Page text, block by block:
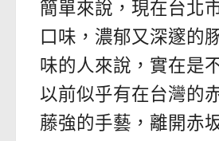
簡單來說，現在台北
口味，濃郁又深邃的
味的人來說，實在是
以前似乎有在台灣的
藤強的手藝，離開赤